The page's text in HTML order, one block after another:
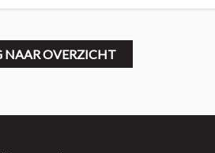
NAAR OVERZICHT